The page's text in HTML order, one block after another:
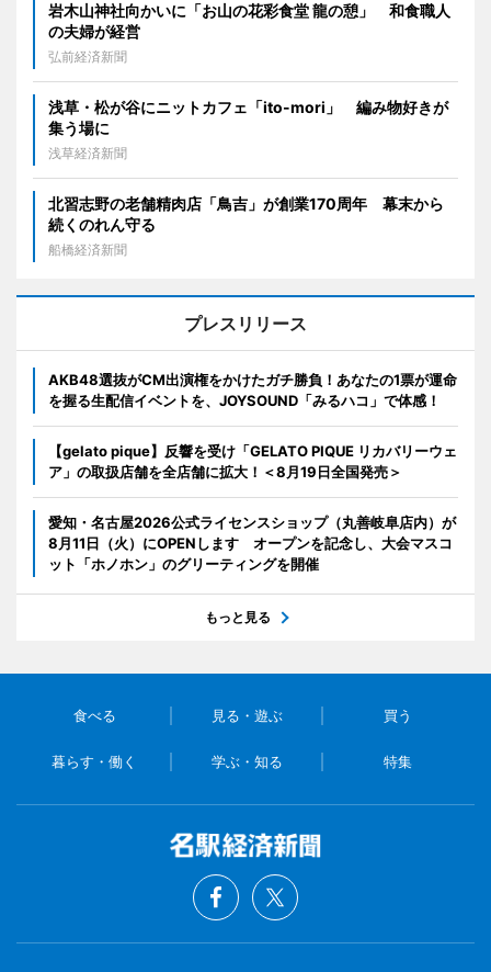
岩木山神社向かいに「お山の花彩食堂 龍の憩」 和食職人
の夫婦が経営
弘前経済新聞
浅草・松が谷にニットカフェ「ito-mori」 編み物好きが
集う場に
浅草経済新聞
北習志野の老舗精肉店「鳥吉」が創業170周年 幕末から
続くのれん守る
船橋経済新聞
プレスリリース
AKB48選抜がCM出演権をかけたガチ勝負！あなたの1票が運命
を握る生配信イベントを、JOYSOUND「みるハコ」で体感！
【gelato pique】反響を受け「GELATO PIQUE リカバリーウェ
ア」の取扱店舗を全店舗に拡大！＜8月19日全国発売＞
愛知・名古屋2026公式ライセンスショップ（丸善岐阜店内）が
8月11日（火）にOPENします オープンを記念し、大会マスコ
ット「ホノホン」のグリーティングを開催
もっと見る
食べる 見る・遊ぶ 買う
暮らす・働く 学ぶ・知る 特集